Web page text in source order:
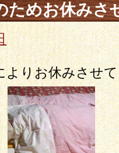
ためお休みさ
よりお休みさせ